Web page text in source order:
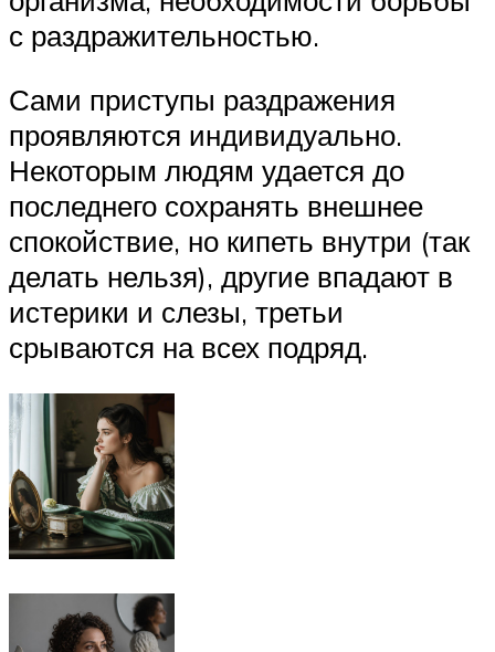
с раздражительностью.
Сами приступы раздражения
проявляются индивидуально.
Некоторым людям удается до
последнего сохранять внешнее
спокойствие, но кипеть внутри (так
делать нельзя), другие впадают в
истерики и слезы, третьи
срываются на всех подряд.